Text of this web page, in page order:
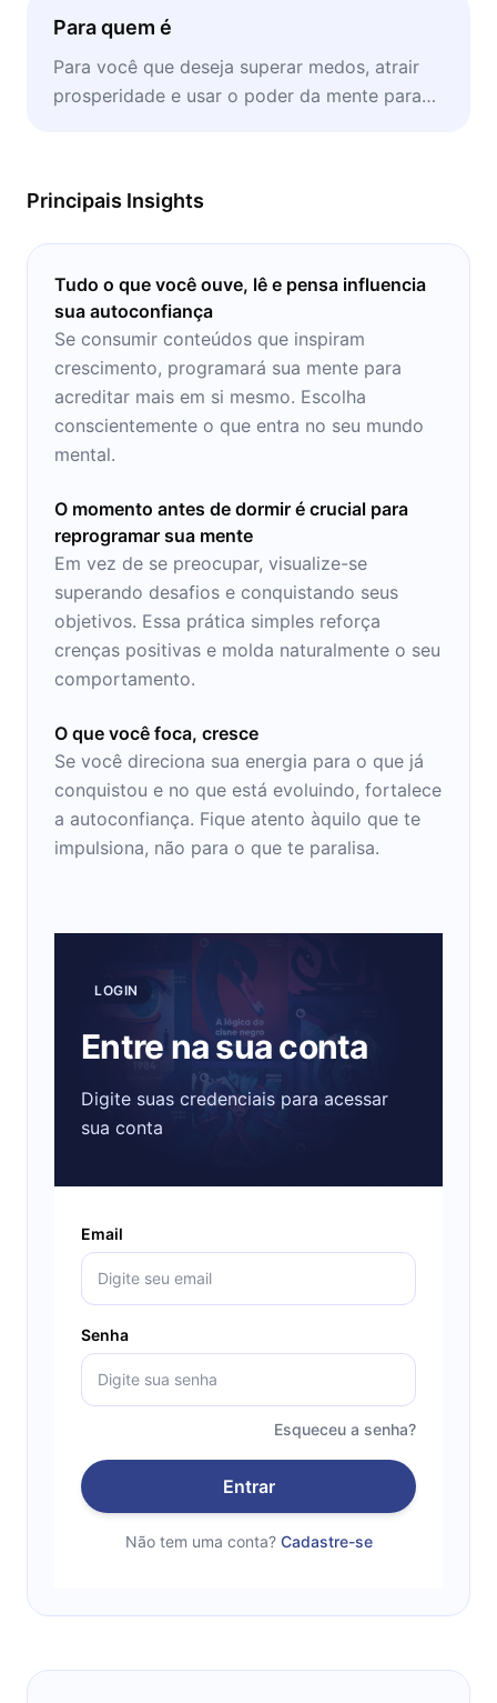
Para quem é
Para você que deseja superar medos, atrair
prosperidade e usar o poder da mente para
Principais Insights
Tudo o que você ouve, lê e pensa influencia
sua autoconfiança
Se consumir conteúdos que inspiram
crescimento, programará sua mente para
acreditar mais em si mesmo. Escolha
conscientemente o que entra no seu mundo
mental.
O momento antes de dormir é crucial para
reprogramar sua mente
Em vez de se preocupar, visualize-se
superando desafios e conquistando seus
objetivos. Essa prática simples reforça
crenças positivas e molda naturalmente o seu
comportamento.
O que você foca, cresce
Se você direciona sua energia para o que já
conquistou e no que está evoluindo, fortalece
a autoconfiança. Fique atento àquilo que te
impulsiona, não para o que te paralisa.
LOGIN
Entre na sua conta
Digite suas credenciais para acessar
sua conta
Email
Senha
Esqueceu a senha?
Entrar
Não tem uma conta? Cadastre-se